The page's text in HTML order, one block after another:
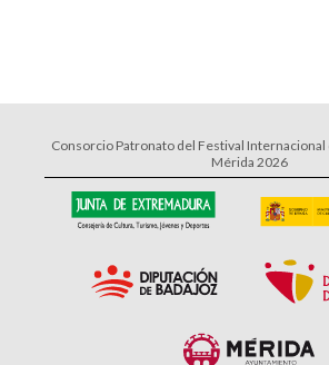
Consorcio Patronato del Festival Internacional
Mérida 2026